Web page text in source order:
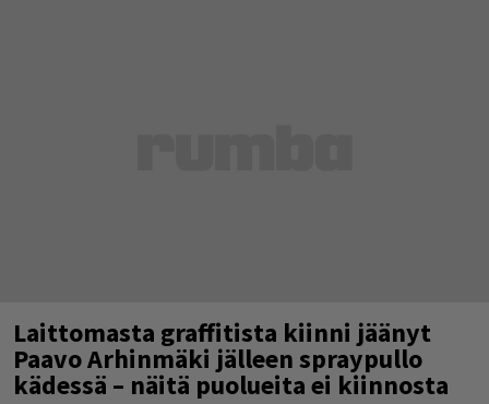
Laittomasta graffitista kiinni jäänyt
Paavo Arhinmäki jälleen spraypullo
kädessä – näitä puolueita ei kiinnosta